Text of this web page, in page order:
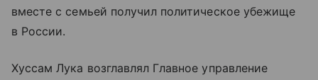
вместе с семьей получил политическое убежище
в России.
Хуссам Лука возглавлял Главное управление